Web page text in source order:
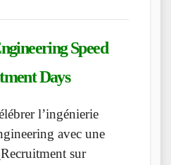
Speed
Days
l’ingénierie
avec une
sur